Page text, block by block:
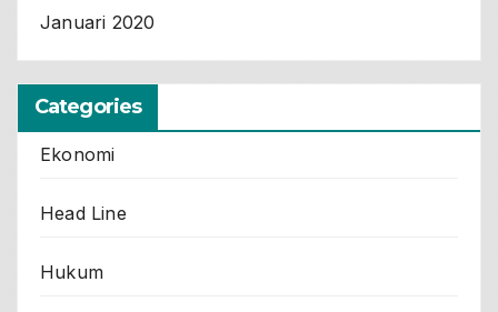
Januari 2020
Categories
Ekonomi
Head Line
Hukum